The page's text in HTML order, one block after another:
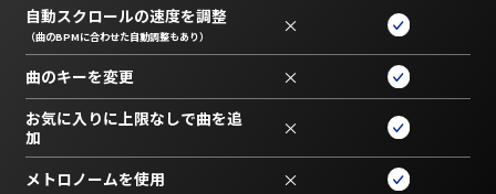
自動スクロールの速度を調整
（曲のBPMに合わせた自動調整もあり） ×
曲のキーを変更 ×
お気に入りに上限なしで曲を追
加
×
メトロノームを使用 ×